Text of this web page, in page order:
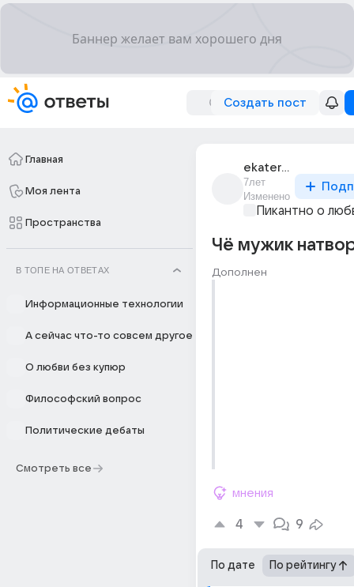
Создать пост
Главная
Моя лента
Пространства
В ТОПЕ НА ОТВЕТАХ
Информационные технологии
А сейчас что-то совсем другое
О любви без купюр
Философский вопрос
Политические дебаты
Смотреть все
ekaterina_397ket
7лет
Изменено
Пикантно о
Чё мужик
Дополнен
мнения
4 9
По дате По рейтингу